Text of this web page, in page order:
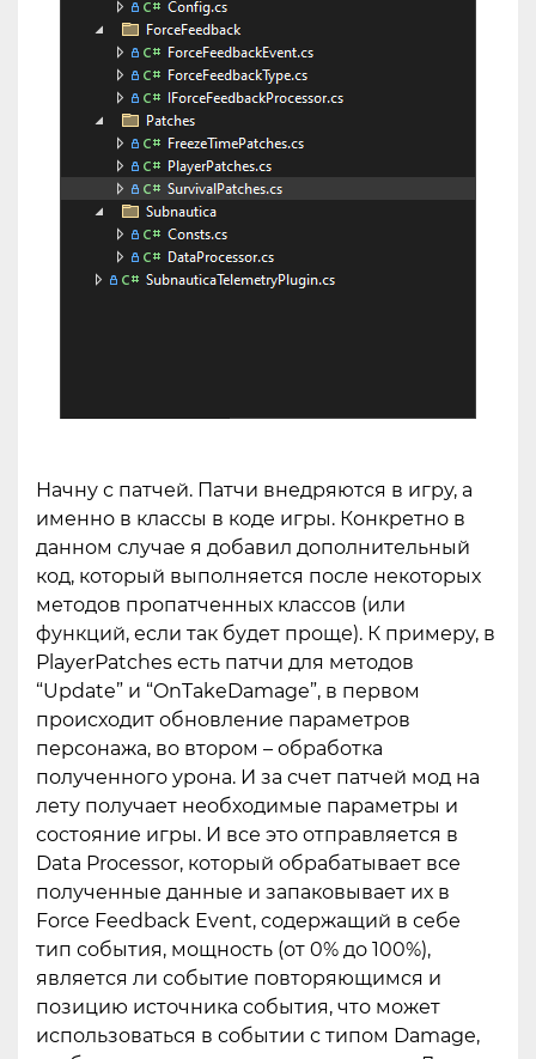
Начну с патчей. Патчи внедряются в игру, а
именно в классы в коде игры. Конкретно в
данном случае я добавил дополнительный
код, который выполняется после некоторых
методов пропатченных классов (или
функций, если так будет проще). К примеру, в
PlayerPatches есть патчи для методов
“Update” и “OnTakeDamage”, в первом
происходит обновление параметров
персонажа, во втором – обработка
полученного урона. И за счет патчей мод на
лету получает необходимые параметры и
состояние игры. И все это отправляется в
Data Processor, который обрабатывает все
полученные данные и запаковывает их в
Force Feedback Event, содержащий в себе
тип события, мощность (от 0% до 100%),
является ли событие повторяющимся и
позицию источника события, что может
использоваться в событии с типом Damage,